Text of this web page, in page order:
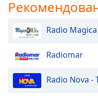
Text
Edge
Style
Radio Magica
Radiomar
Radio Nova -